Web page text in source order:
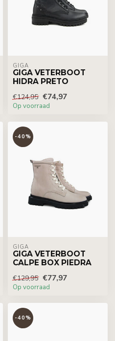
GIGA
GIGA VETERBOOT
HIDRA PRETO
€124,95 €74,97
Op voorraad
-40%
GIGA
GIGA VETERBOOT
CALPE BOX PIEDRA
€129,95 €77,97
Op voorraad
-40%